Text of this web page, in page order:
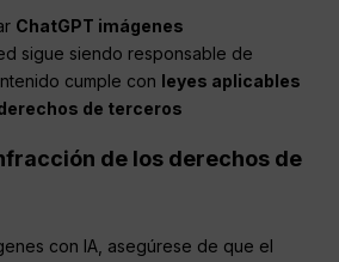
ChatGPT imágenes
sigue siendo responsable de
cumple con leyes aplicables
de terceros
de los derechos de
con IA, asegúrese de que el